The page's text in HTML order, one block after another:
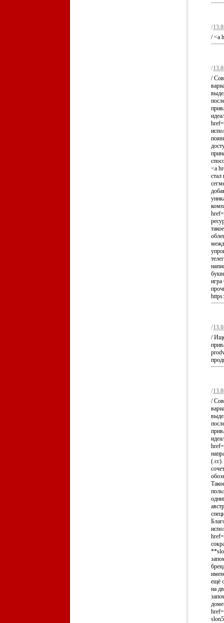
/
/ <a
/
/
<a
стал
игра
/
/
/
/
ещё
на